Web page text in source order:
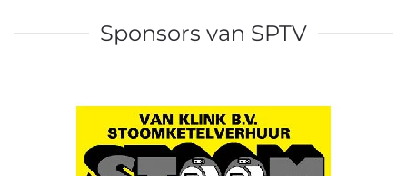
Sponsors van SPTV